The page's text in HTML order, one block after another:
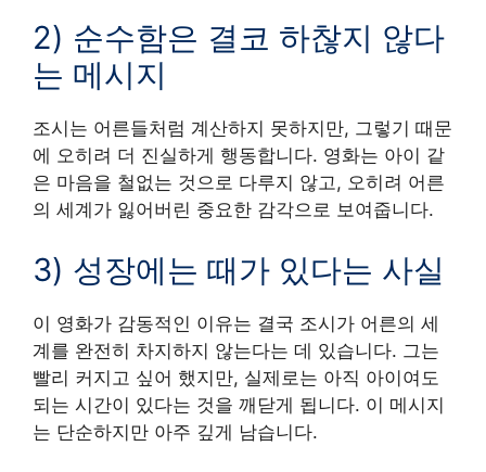
2) 순수함은 결코 하찮지 않다
는 메시지
조시는 어른들처럼 계산하지 못하지만, 그렇기 때문
에 오히려 더 진실하게 행동합니다. 영화는 아이 같
은 마음을 철없는 것으로 다루지 않고, 오히려 어른
의 세계가 잃어버린 중요한 감각으로 보여줍니다.
3) 성장에는 때가 있다는 사실
이 영화가 감동적인 이유는 결국 조시가 어른의 세
계를 완전히 차지하지 않는다는 데 있습니다. 그는
빨리 커지고 싶어 했지만, 실제로는 아직 아이여도
되는 시간이 있다는 것을 깨닫게 됩니다. 이 메시지
는 단순하지만 아주 깊게 남습니다.